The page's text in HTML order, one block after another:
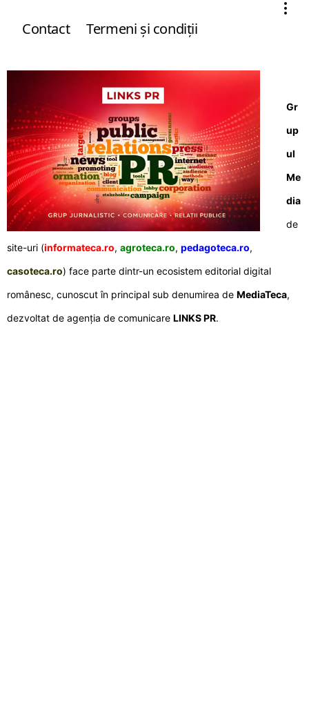
Contact Termeni şi condiţii
Gr
up
ul
Me
dia
de
site-uri (informateca.ro, agroteca.ro, pedagoteca.ro,
casoteca.ro) face parte dintr-un ecosistem editorial digital
românesc, cunoscut în principal sub denumirea de MediaTeca,
dezvoltat de agenția de comunicare LINKS PR.